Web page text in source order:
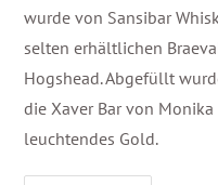
wurde von Sansibar
selten erhältlichen
Hogshead. Abgefüllt
die Xaver Bar von Monika
leuchtendes Gold.